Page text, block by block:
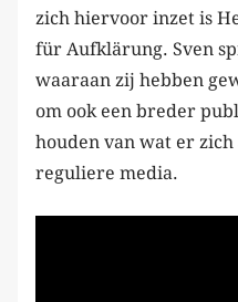
zich hiervoor inzet is
für Aufklärung. Sven
waaraan zij hebben
om ook een breder
houden van wat er
reguliere media.